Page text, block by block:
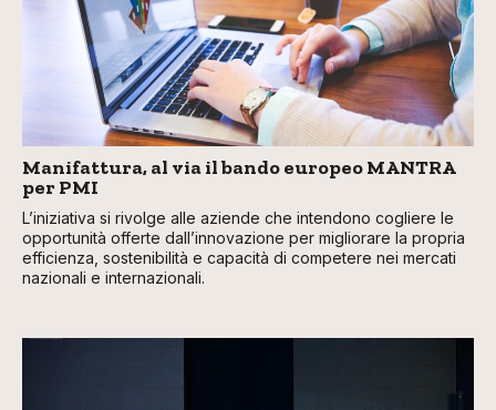
Manifattura, al via il bando europeo MANTRA
per PMI
L’iniziativa si rivolge alle aziende che intendono cogliere le
opportunità offerte dall’innovazione per migliorare la propria
efficienza, sostenibilità e capacità di competere nei mercati
nazionali e internazionali.